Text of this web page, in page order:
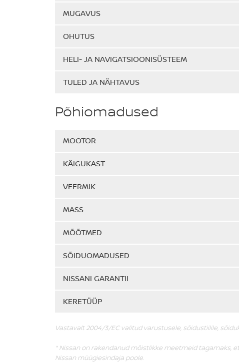
MUGAVUS
OHUTUS
HELI- JA NAVIGATSIOONISÜSTEEM
TULED JA NÄHTAVUS
Põhiomadused
MOOTOR
KÄIGUKAST
VEERMIK
MASS
MÕÕTMED
SÕIDUOMADUSED
NISSANI GARANTII
KERETÜÜP
Vastavalt 2004/3/EC valitud varustusele, sõidustiilile,
* Nissan on rakendanud mõistlikke meetmeid tagamaks,
Nissan müügiesindaja poole.